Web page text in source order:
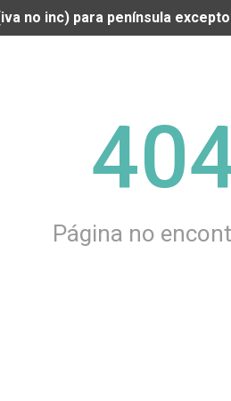
no inc) para península
Página no